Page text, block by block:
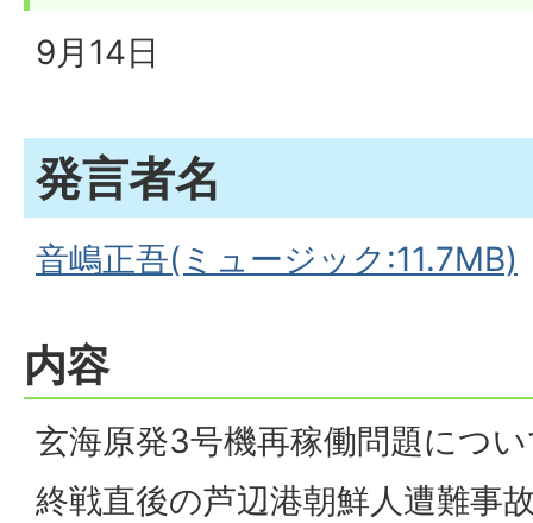
9月14日
発言者名
音嶋正吾(ミュージック:11.7MB)
内容
玄海原発3号機再稼働問題につ
終戦直後の芦辺港朝鮮人遭難事